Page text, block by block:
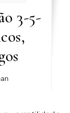
3-5-